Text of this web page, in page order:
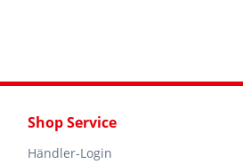
Shop Service
Händler-Login